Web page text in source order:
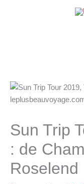
Sun Trip
: de
Roselend